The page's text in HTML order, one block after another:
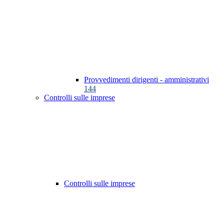
Provvedimenti dirigenti - amministrativi
144
Controlli sulle imprese
Controlli sulle imprese